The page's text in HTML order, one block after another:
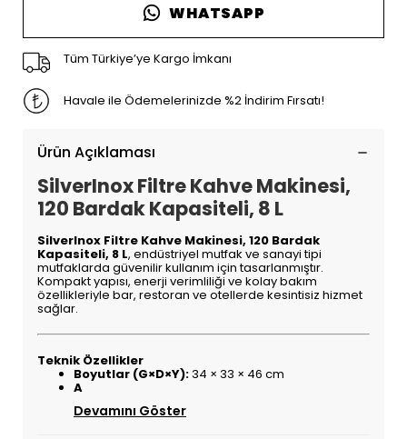
WHATSAPP
Tüm Türkiye’ye Kargo İmkanı
Havale ile Ödemelerinizde %2 İndirim Fırsatı!
Ürün Açıklaması
SilverInox Filtre Kahve Makinesi,
120 Bardak Kapasiteli, 8 L
SilverInox Filtre Kahve Makinesi, 120 Bardak
Kapasiteli, 8 L, endüstriyel mutfak ve sanayi tipi
mutfaklarda güvenilir kullanım için tasarlanmıştır.
Kompakt yapısı, enerji verimliliği ve kolay bakım
özellikleriyle bar, restoran ve otellerde kesintisiz hizmet
sağlar.
Teknik Özellikler
Boyutlar (G×D×Y):34 × 33 × 46 cm
A
Devamını Göster